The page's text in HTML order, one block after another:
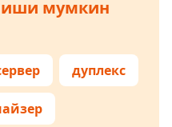
мумкин
дуплекс